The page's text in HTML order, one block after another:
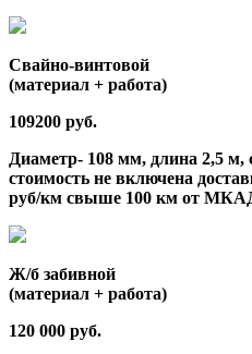
Свайно-винтовой
(материал + работа)
109200 руб.
Диаметр- 108 мм, длина 2,5
стоимость не включена
руб/км свыше 100 км от
Ж/б забивной
(материал + работа)
120 000 руб.